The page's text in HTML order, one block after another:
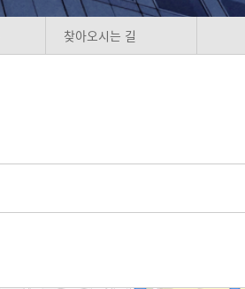
찾아오시는 길